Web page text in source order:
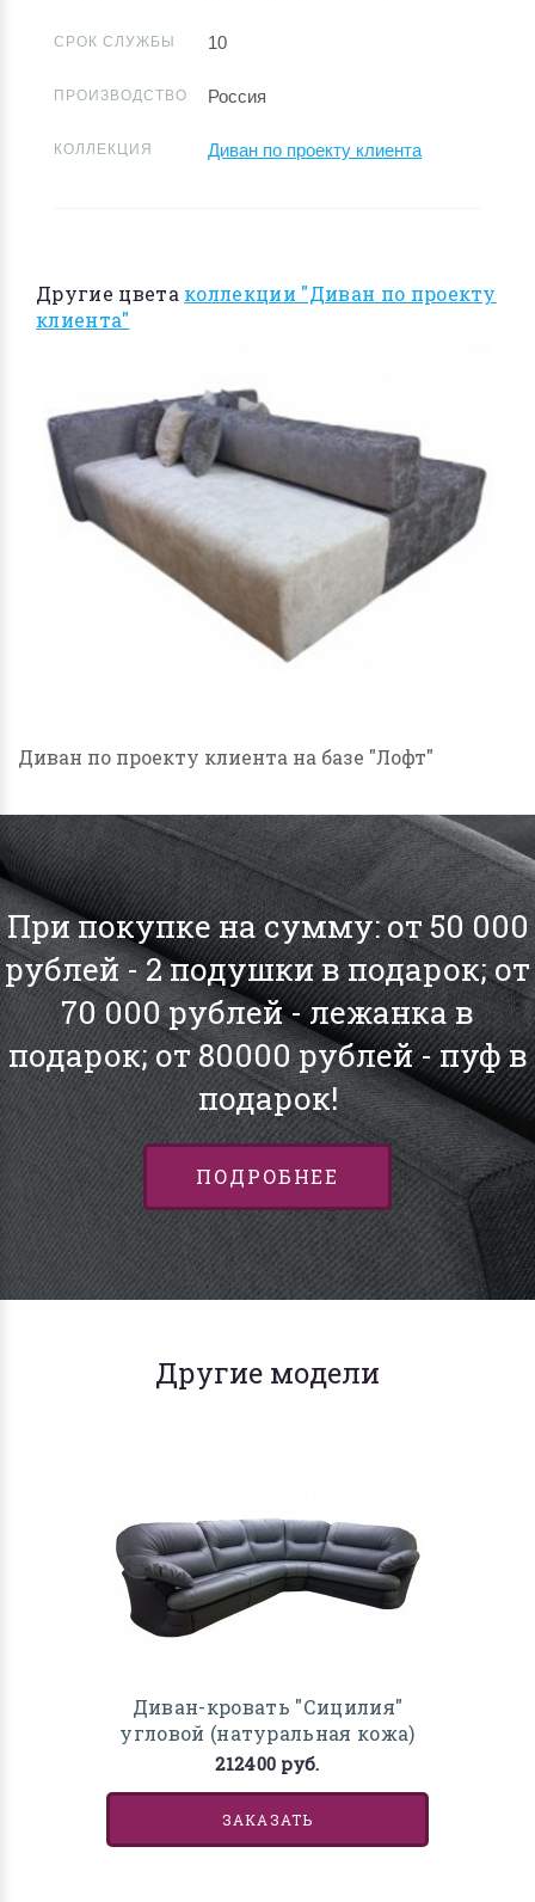
СРОК СЛУЖБЫ 10
ПРОИЗВОДСТВО Россия
КОЛЛЕКЦИЯ Диван по проекту клиента
Другие цвета коллекции "Диван по проекту
клиента"
Диван по проекту клиента на базе "Лофт"
При покупке на сумму: от 50 000
рублей - 2 подушки в подарок; от
70 000 рублей - лежанка в
подарок; от 80000 рублей - пуф в
подарок!
ПОДРОБНЕЕ
Другие модели
Диван-кровать "Сицилия"
угловой (натуральная кожа)
212400 руб.
ЗАКАЗАТЬ